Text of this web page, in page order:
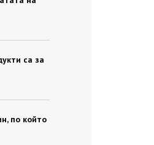
са за
по който